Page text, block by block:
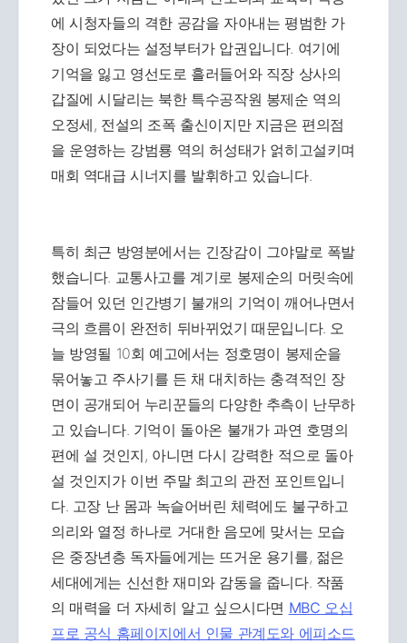
에 시청자들의 격한 공감을 자아내는 평범한 가
장이 되었다는 설정부터가 압권입니다. 여기에
기억을 잃고 영선도로 흘러들어와 직장 상사의
갑질에 시달리는 북한 특수공작원 봉제순 역의
오정세, 전설의 조폭 출신이지만 지금은 편의점
을 운영하는 강범룡 역의 허성태가 얽히고설키며
매회 역대급 시너지를 발휘하고 있습니다.
특히 최근 방영분에서는 긴장감이 그야말로 폭발
했습니다. 교통사고를 계기로 봉제순의 머릿속에
잠들어 있던 인간병기 불개의 기억이 깨어나면서
극의 흐름이 완전히 뒤바뀌었기 때문입니다. 오
늘 방영될 10회 예고에서는 정호명이 봉제순을
묶어놓고 주사기를 든 채 대치하는 충격적인 장
면이 공개되어 누리꾼들의 다양한 추측이 난무하
고 있습니다. 기억이 돌아온 불개가 과연 호명의
편에 설 것인지, 아니면 다시 강력한 적으로 돌아
설 것인지가 이번 주말 최고의 관전 포인트입니
다. 고장 난 몸과 녹슬어버린 체력에도 불구하고
의리와 열정 하나로 거대한 음모에 맞서는 모습
은 중장년층 독자들에게는 뜨거운 용기를, 젊은
세대에게는 신선한 재미와 감동을 줍니다. 작품
의 매력을 더 자세히 알고 싶으시다면 MBC 오십
프로 공식 홈페이지에서 인물 관계도와 에피소드